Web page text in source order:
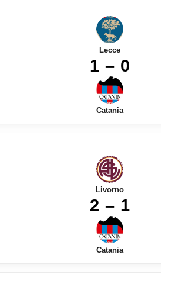
Lecce
1 – 0
Catania
Livorno
2 – 1
Catania